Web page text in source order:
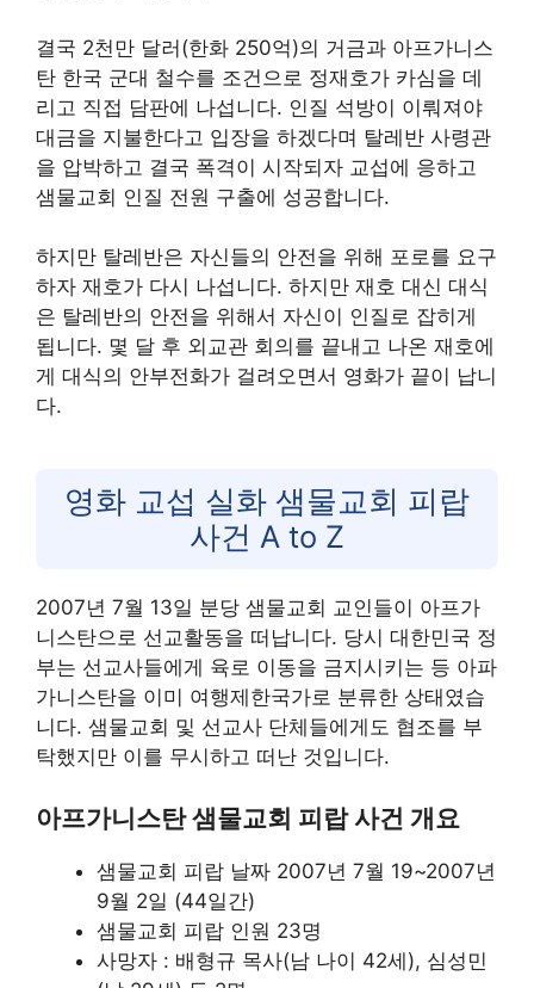
결국 2천만 달러(한화 250억)의 거금과 아프가니스
탄 한국 군대 철수를 조건으로 정재호가 카심을 데
리고 직접 담판에 나섭니다. 인질 석방이 이뤄져야
대금을 지불한다고 입장을 하겠다며 탈레반 사령관
을 압박하고 결국 폭격이 시작되자 교섭에 응하고
샘물교회 인질 전원 구출에 성공합니다.
하지만 탈레반은 자신들의 안전을 위해 포로를 요구
하자 재호가 다시 나섭니다. 하지만 재호 대신 대식
은 탈레반의 안전을 위해서 자신이 인질로 잡히게
됩니다. 몇 달 후 외교관 회의를 끝내고 나온 재호에
게 대식의 안부전화가 걸려오면서 영화가 끝이 납니
다.
영화 교섭 실화 샘물교회 피랍
사건 A to Z
2007년 7월 13일 분당 샘물교회 교인들이 아프가
니스탄으로 선교활동을 떠납니다. 당시 대한민국 정
부는 선교사들에게 육로 이동을 금지시키는 등 아파
가니스탄을 이미 여행제한국가로 분류한 상태였습
니다. 샘물교회 및 선교사 단체들에게도 협조를 부
탁했지만 이를 무시하고 떠난 것입니다.
아프가니스탄 샘물교회 피랍 사건 개요
샘물교회 피랍 날짜 2007년 7월 19~2007년
9월 2일 (44일간)
샘물교회 피랍 인원 23명
사망자 : 배형규 목사(남 나이 42세), 심성민